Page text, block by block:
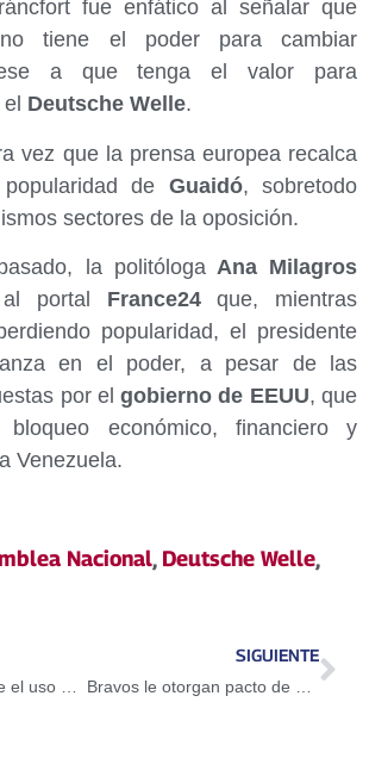
fue enfático al señalar que
tiene el poder para cambiar
a que tenga el valor para
Deutsche Welle.
vez que la prensa europea recalca
de Guaidó, sobretodo
sectores de la oposición.
la politólogaAna Milagros
portal France24que, mientras
popularidad, el presidente
en el poder, a pesar de las
por elgobierno de EEUU, que
bloqueo económico, financiero y
Venezuela.
Nacional, Deutsche Welle,
SIGUIENTE